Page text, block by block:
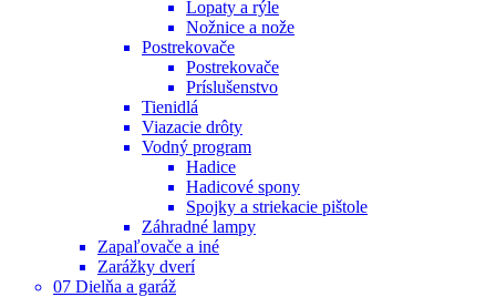
Lopaty a rýle
Nožnice a nože
Postrekovače
Postrekovače
Príslušenstvo
Tienidlá
Viazacie drôty
Vodný program
Hadice
Hadicové spony
Spojky a striekacie pištole
Záhradné lampy
Zapaľovače a iné
Zarážky dverí
07 Dielňa a garáž